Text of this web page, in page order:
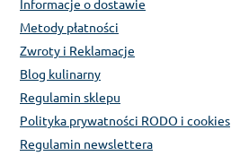
Informacje o dostawie
Metody płatności
Zwroty i Reklamacje
Blog kulinarny
Regulamin sklepu
Polityka prywatności RODO i cookies
Regulamin newslettera